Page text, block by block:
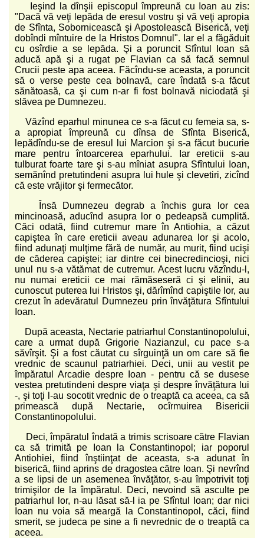
Ieşind la dînşii episcopul împreună cu Ioan au zis:
"Dacă vă veţi lepăda de eresul vostru şi vă veţi apropia
de Sfînta, Sobornicească şi Apostolească Biserică, veţi
dobîndi mîntuire de la Hristos Domnul". Iar el a făgăduit
cu osîrdie a se lepăda. Şi a poruncit Sfîntul Ioan să
aducă apă şi a rugat pe Flavian ca să facă semnul
Crucii peste apa aceea. Făcîndu-se aceasta, a poruncit
să o verse peste cea bolnavă, care îndată s-a făcut
sănătoasă, ca şi cum n-ar fi fost bolnavă niciodată şi
slăvea pe Dumnezeu.
Văzînd eparhul minunea ce s-a făcut cu femeia sa, s-
a apropiat împreună cu dînsa de Sfînta Biserică,
lepădîndu-se de eresul lui Marcion şi s-a făcut bucurie
mare pentru întoarcerea eparhului. Iar ereticii s-au
tulburat foarte tare şi s-au mîniat asupra Sfîntului Ioan,
semănînd pretutindeni asupra lui hule şi clevetiri, zicînd
că este vrăjitor şi fermecător.
Însă Dumnezeu degrab a închis gura lor cea
mincinoasă, aducînd asupra lor o pedeapsă cumplită.
Căci odată, fiind cutremur mare în Antiohia, a căzut
capiştea în care ereticii aveau adunarea lor şi acolo,
fiind adunaţi mulţime fără de număr, au murit, fiind ucişi
de căderea capiştei; iar dintre cei binecredincioşi, nici
unul nu s-a vătămat de cutremur. Acest lucru văzîndu-l,
nu numai ereticii ce mai rămăseseră ci şi elinii, au
cunoscut puterea lui Hristos şi, dărîmînd capiştile lor, au
crezut în adevăratul Dumnezeu prin învăţătura Sfîntului
Ioan.
După aceasta, Nectarie patriarhul Constantinopolului,
care a urmat după Grigorie Nazianzul, cu pace s-a
săvîrşit. Şi a fost căutat cu sîrguinţă un om care să fie
vrednic de scaunul patriarhiei. Deci, unii au vestit pe
împăratul Arcadie despre Ioan - pentru că se dusese
vestea pretutindeni despre viaţa şi despre învăţătura lui
-, şi toţi l-au socotit vrednic de o treaptă ca aceea, ca să
primească după Nectarie, ocîrmuirea Bisericii
Constantinopolului.
Deci, împăratul îndată a trimis scrisoare către Flavian
ca să trimită pe Ioan la Constantinopol; iar poporul
Antiohiei, fiind înştiinţat de aceasta, s-a adunat în
biserică, fiind aprins de dragostea către Ioan. Şi nevrînd
a se lipsi de un asemenea învăţător, s-au împotrivit toţi
trimişilor de la împăratul. Deci, nevoind să asculte pe
patriarhul lor, n-au lăsat să-l ia pe Sfîntul Ioan; dar nici
Ioan nu voia să meargă la Constantinopol, căci, fiind
smerit, se judeca pe sine a fi nevrednic de o treaptă ca
aceea.